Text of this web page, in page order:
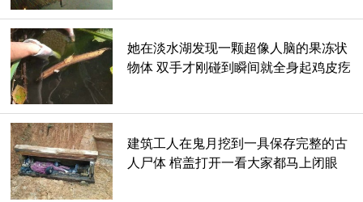
她在淡水湖发现一颗超像人脑的果冻状
物体 双手才刚碰到瞬间就全身起鸡皮疙
建筑工人在鬼月挖到一具保存完整的古
人尸体 棺盖打开一看大家都马上闭眼